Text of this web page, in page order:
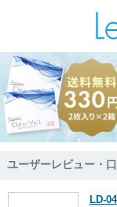
ユーザーレビュー・
LD-